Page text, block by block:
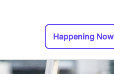
Happening Now